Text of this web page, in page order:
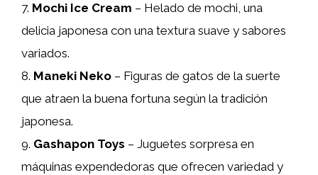
7. Mochi Ice Cream – Helado de mochi, una
delicia japonesa con una textura suave y sabores
variados.
8. Maneki Neko – Figuras de gatos de la suerte
que atraen la buena fortuna según la tradición
japonesa.
9. Gashapon Toys – Juguetes sorpresa en
máquinas expendedoras que ofrecen variedad y